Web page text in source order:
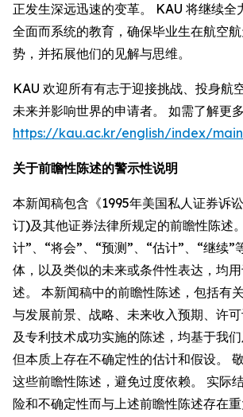
正发生深远迅速的变革。 KAU 将继续全
全面而系统的教育，确保毕业生在航空
势，并拓展他们的见解与思维。
KAU 欢迎所有有志于迎接挑战、投身航
未来并影响世界的申请者。 如需了解更
https://kau.ac.kr/english/index/
关于前瞻性陈述的警示性说明
本新闻稿包含《1995年美国私人证券诉
订)及其他证券法律所规定的前瞻性陈述
计”、“将会”、“预测”、“估计”、“继续”
体，以及类似的未来或条件性表达，均
述。 本新闻稿中的前瞻性陈述，包括有
与发展前景、战略、未来收入预期、许
及专利技术成功实施的陈述，均基于我
但本质上存在不确定性的估计和假设。
这些前瞻性陈述，避免过度依赖。 实际
险和不确定性而与上述前瞻性陈述存在